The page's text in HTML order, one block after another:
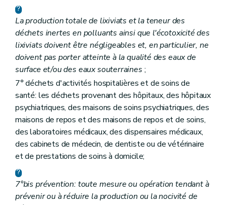
Art. 37
Art. 38
Section 4 Société publique à forme commerciale
Section 5 Echantillonnages et analysés
Art. 40
Chapitre VIII Mesures de sécurité
Art. 41
Art. 42
Art. 43
Chapitre VIII Mesures de sécurité
Art. 41
Art. 42
Art. 43
Chapitre IX Indemnisation des dommages par le Gouvernement
Art. 44
Chapitre X Surveillance, sautions administratives et pénales
La production totale de lixiviats et la teneur des
déchets inertes en polluants ainsi que l'écotoxicité des
lixiviats doivent être négligeables et, en particulier, ne
doivent pas porter atteinte à la qualité des eaux de
surface et/ou des eaux souterraines ;
7° déchets d'activités hospitalières et de soins de
santé: les déchets provenant des hôpitaux, des hôpitaux
psychiatriques, des maisons de soins psychiatriques, des
maisons de repos et des maisons de repos et de soins,
des laboratoires médicaux, des dispensaires médicaux,
des cabinets de médecin, de dentiste ou de vétérinaire
et de prestations de soins à domicile;
7°bis prévention: toute mesure ou opération tendant à
prévenir ou à réduire la production ou la nocivité de